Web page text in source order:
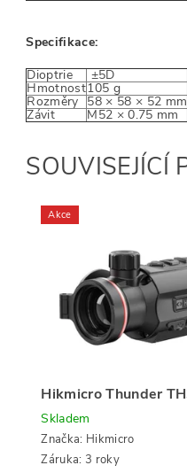
Specifikace:
Dioptrie
±5D
Hmotnost105 g
Rozměry 58 × 58 × 52 mm
Závit M52 × 0.75 mm
SOUVISEJÍCÍ
Akce
Hikmicro Thunder
Skladem
Značka: Hikmicro
Záruka: 3 roky